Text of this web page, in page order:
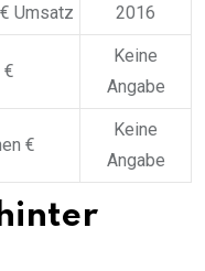
Umsatz 2016
€
Keine
Angabe
€
Keine
Angabe